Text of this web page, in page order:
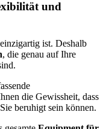
und
ist. Deshalb
, die genau auf Ihre
die Gewissheit, dass
beruhigt sein können.